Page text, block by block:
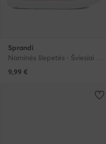
Sprandi
Naminės šlepetės · Šviesiai violetinė
9,99 €